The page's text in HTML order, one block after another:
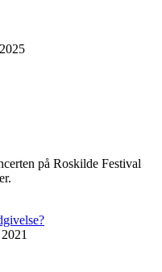
på Roskilde Festival